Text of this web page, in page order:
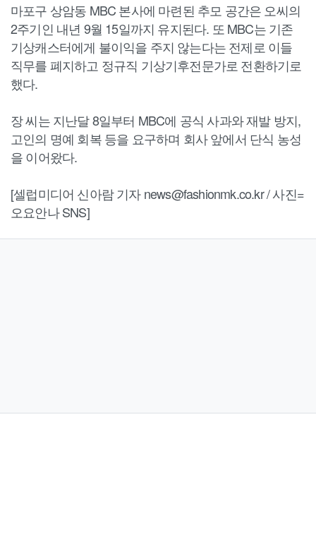
마포구 상암동 MBC 본사에 마련된 추모 공간은 오씨의
2주기인 내년 9월 15일까지 유지된다. 또 MBC는 기존
기상캐스터에게 불이익을 주지 않는다는 전제로 이들
직무를 폐지하고 정규직 기상기후전문가로 전환하기로
했다.
장 씨는 지난달 8일부터 MBC에 공식 사과와 재발 방지,
고인의 명예 회복 등을 요구하며 회사 앞에서 단식 농성
을 이어왔다.
[셀럽미디어 신아람 기자 news@fashionmk.co.kr / 사진=
오요안나 SNS]